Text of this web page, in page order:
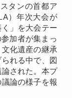
タンの首都ア
）年次大会が
」を大会テー
加者が集まっ
化遺産の継承
れる中で、図
された。本プ
論の様子を報